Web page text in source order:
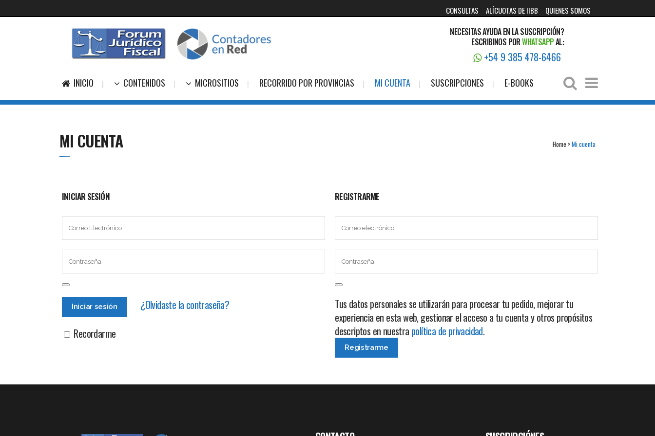
CONSULTAS ALÍCUOTAS DE IIBB QUIENES SOMOS
NECESITAS AYUDA EN LA SUSCRIPCIÓN?
ESCRIBINOS PORWHATSAPPAL:
+54 9 385 478-6466
INICIO CONTENIDOS MICROSITIOS RECORRIDO POR PROVINCIAS MI CUENTA SUSCRIPCIONES E-BOOKS
MI CUENTA Home >Mi cuenta
INICIAR SESIÓN
¿Olvidaste la contraseña?
Recordarme
REGISTRARME
Tus datos personales se utilizarán para procesar tu pedido, mejorar tu
experiencia en esta web, gestionar el acceso a tu cuenta y otros propósitos
descriptos en nuestra política de privacidad.